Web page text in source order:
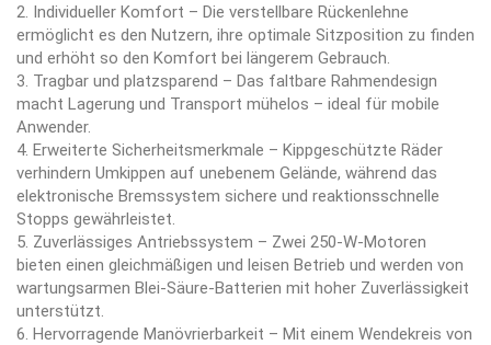
2. Individueller Komfort – Die verstellbare Rückenlehne
ermöglicht es den Nutzern, ihre optimale Sitzposition zu finden
und erhöht so den Komfort bei längerem Gebrauch.
3. Tragbar und platzsparend – Das faltbare Rahmendesign
macht Lagerung und Transport mühelos – ideal für mobile
Anwender.
4. Erweiterte Sicherheitsmerkmale – Kippgeschützte Räder
verhindern Umkippen auf unebenem Gelände, während das
elektronische Bremssystem sichere und reaktionsschnelle
Stopps gewährleistet.
5. Zuverlässiges Antriebssystem – Zwei 250-W-Motoren
bieten einen gleichmäßigen und leisen Betrieb und werden von
wartungsarmen Blei-Säure-Batterien mit hoher Zuverlässigkeit
unterstützt.
6. Hervorragende Manövrierbarkeit – Mit einem Wendekreis von